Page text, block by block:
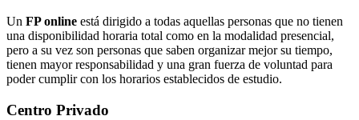
Un FP online está dirigido a todas aquellas personas que no tienen
una disponibilidad horaria total como en la modalidad presencial,
pero a su vez son personas que saben organizar mejor su tiempo,
tienen mayor responsabilidad y una gran fuerza de voluntad para
poder cumplir con los horarios establecidos de estudio.
Centro Privado